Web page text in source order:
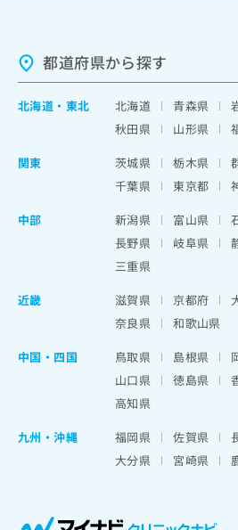
都道府県から探す
北海道 ・ 東北 北海道 青森県
秋田県
山形県
関東
茨城県 栃木県
千葉県
東京都
中部
新潟県 富山県
長野県
岐阜県
三重県
近畿
滋賀県 京都府
奈良県
和歌山県
中国・四国
鳥取県 島根県
山口県
徳島県
高知県
九州・沖縄
福岡県 佐賀県
大分県
宮崎県